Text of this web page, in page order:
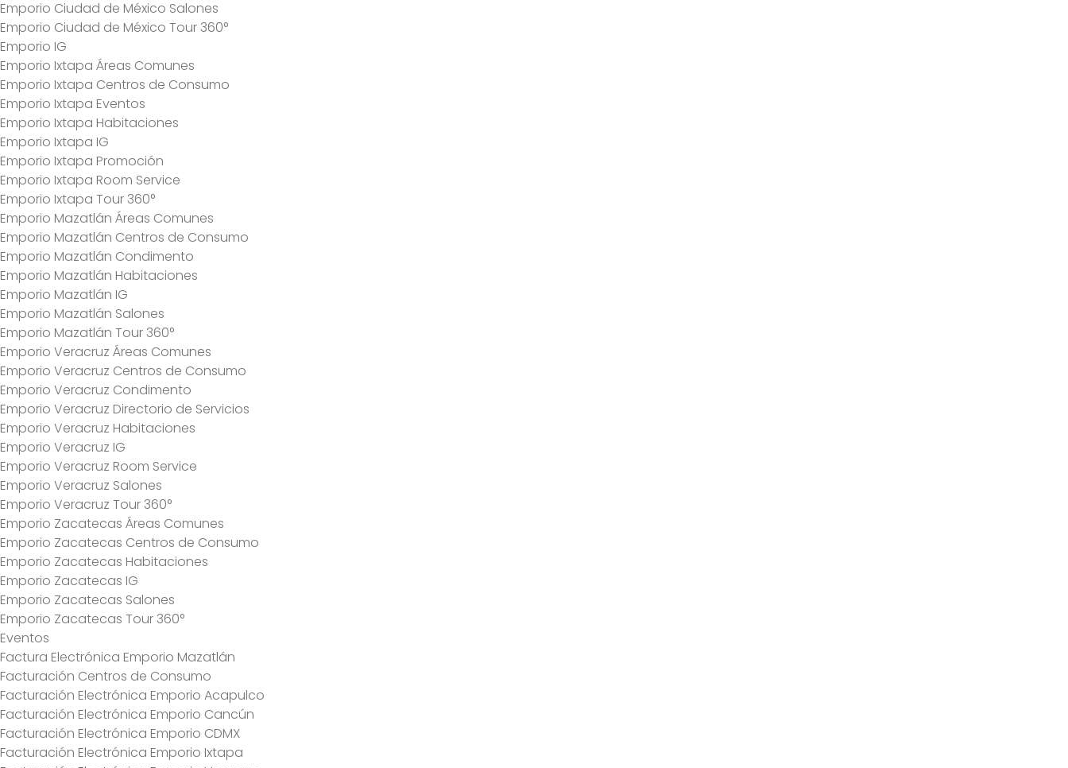
Emporio Ciudad de México Salones
Emporio Ciudad de México Tour 360°
Emporio IG
Emporio Ixtapa Áreas Comunes
Emporio Ixtapa Centros de Consumo
Emporio Ixtapa Eventos
Emporio Ixtapa Habitaciones
Emporio Ixtapa IG
Emporio Ixtapa Promoción
Emporio Ixtapa Room Service
Emporio Ixtapa Tour 360°
Emporio Mazatlán Áreas Comunes
Emporio Mazatlán Centros de Consumo
Emporio Mazatlán Condimento
Emporio Mazatlán Habitaciones
Emporio Mazatlán IG
Emporio Mazatlán Salones
Emporio Mazatlán Tour 360°
Emporio Veracruz Áreas Comunes
Emporio Veracruz Centros de Consumo
Emporio Veracruz Condimento
Emporio Veracruz Directorio de Servicios
Emporio Veracruz Habitaciones
Emporio Veracruz IG
Emporio Veracruz Room Service
Emporio Veracruz Salones
Emporio Veracruz Tour 360°
Emporio Zacatecas Áreas Comunes
Emporio Zacatecas Centros de Consumo
Emporio Zacatecas Habitaciones
Emporio Zacatecas IG
Emporio Zacatecas Salones
Emporio Zacatecas Tour 360°
Eventos
Factura Electrónica Emporio Mazatlán
Facturación Centros de Consumo
Facturación Electrónica Emporio Acapulco
Facturación Electrónica Emporio Cancún
Facturación Electrónica Emporio CDMX
Facturación Electrónica Emporio Ixtapa